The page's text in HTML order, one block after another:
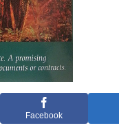
Facebook